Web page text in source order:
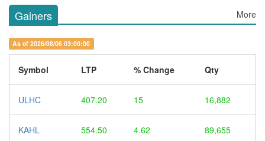
Gainers More
As of 2026/08/06 03:00:00
Symbol LTP % Change Qty
ULHC 407.20 15 16,882
KAHL 554.50 4.62 89,655